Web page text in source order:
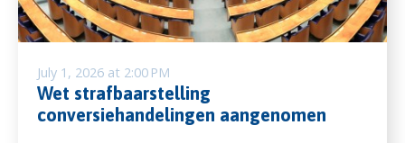
July 1, 2026 at 2:00 PM
Wet strafbaarstelling
conversiehandelingen aangenomen